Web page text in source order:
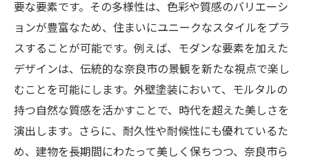
要な要素です。その多様性は、色彩や質感のバリエーシ
ョンが豊富なため、住まいにユニークなスタイルをプラ
スすることが可能です。例えば、モダンな要素を加えた
デザインは、伝統的な奈良市の景観を新たな視点で楽し
むことを可能にします。外壁塗装において、モルタルの
持つ自然な質感を活かすことで、時代を超えた美しさを
演出します。さらに、耐久性や耐候性にも優れているた
め、建物を長期間にわたって美しく保ちつつ、奈良市ら